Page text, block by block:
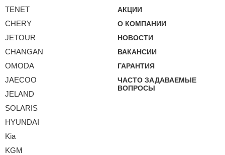
TENET
CHERY
JETOUR
CHANGAN
OMODA
JAECOO
JELAND
SOLARIS
HYUNDAI
Kia
KGM
АКЦИИ
О КОМПАНИИ
НОВОСТИ
ВАКАНСИИ
ГАРАНТИЯ
ЧАСТО ЗАДАВАЕМЫЕ
ВОПРОСЫ